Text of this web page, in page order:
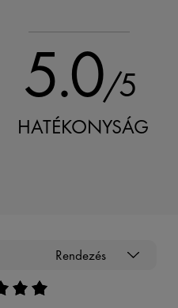
5.0/5
HATÉKONYSÁG
Rendezés